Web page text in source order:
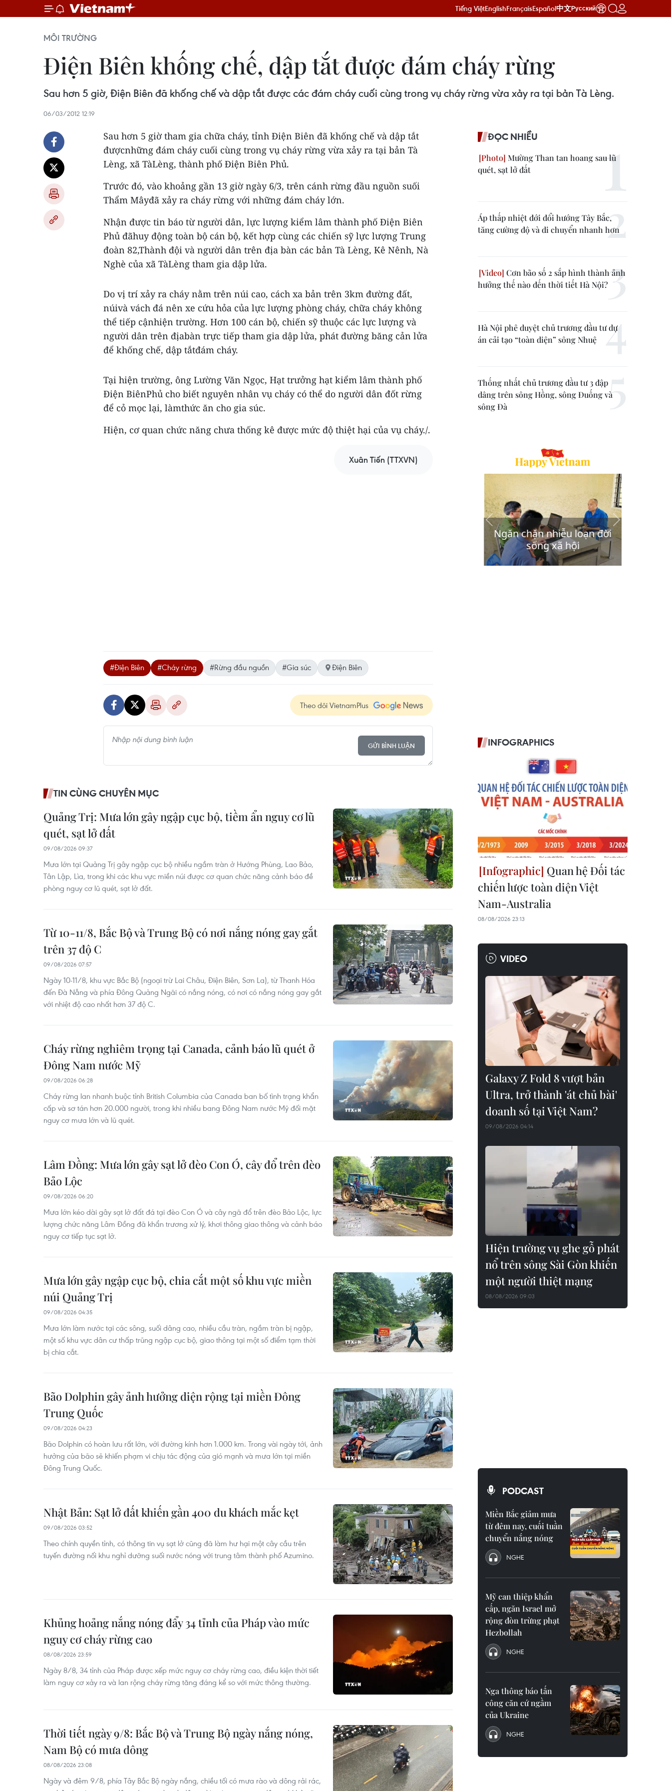
Tiếng ViệtEnglishFrançaisEspañol中文Русский
MÔI TRƯỜNG
Điện Biên khống chế, dập tắt được đám cháy rừng
Sau hơn 5 giờ, Điện Biên đã khống chế và dập tắt được các đám cháy cuối cùng trong vụ cháy rừng vừa xảy ra tại bản Tà Lèng.
06/03/2012 12:19
Sau hơn 5 giờ tham gia chữa cháy, tỉnh Điện Biên đã khống chế và dập tắt
đượcnhững đám cháy cuối cùng trong vụ cháy rừng vừa xảy ra tại bản Tà
Lèng, xã TàLèng, thành phố Điện Biên Phủ.
Trước đó, vào khoảng gần 13 giờ ngày 6/3, trên cánh rừng đầu nguồn suối
Thẩm Mâyđã xảy ra cháy rừng với những đám cháy lớn.
Nhận được tin báo từ người dân, lực lượng kiểm lâm thành phố Điện Biên
Phủ đãhuy động toàn bộ cán bộ, kết hợp cùng các chiến sỹ lực lượng Trung
đoàn 82,Thành đội và người dân trên địa bàn các bản Tà Lèng, Kê Nênh, Nà
Nghè của xã TàLèng tham gia dập lửa.
Do vị trí xảy ra cháy nằm trên núi cao, cách xa bản trên 3km đường đất,
núivà vách đá nên xe cứu hỏa của lực lượng phòng cháy, chữa cháy không
thể tiếp cậnhiện trường. Hơn 100 cán bộ, chiến sỹ thuộc các lực lượng và
người dân trên địabàn trực tiếp tham gia dập lửa, phát đường băng cản lửa
để khống chế, dập tắtđám cháy.
Tại hiện trường, ông Lường Văn Ngọc, Hạt trưởng hạt kiểm lâm thành phố
Điện BiênPhủ cho biết nguyên nhân vụ cháy có thể do người dân đốt rừng
để cỏ mọc lại, làmthức ăn cho gia súc.
Hiện, cơ quan chức năng chưa thống kê được mức độ thiệt hại của vụ cháy./.
Xuân Tiến (TTXVN)
#Điện Biên #Cháy rừng #Rừng đầu nguồn #Gia súc Điện Biên
Theo dõi VietnamPlus
GỬI BÌNH LUẬN
TIN CÙNG CHUYÊN MỤC
Quảng Trị: Mưa lớn gây ngập cục bộ, tiềm ẩn nguy cơ lũ
quét, sạt lở đất
09/08/2026 09:37
Mưa lớn tại Quảng Trị gây ngập cục bộ nhiều ngầm tràn ở Hướng Phùng, Lao Bảo,
Tân Lập, Lìa, trong khi các khu vực miền núi được cơ quan chức năng cảnh báo đề
phòng nguy cơ lũ quét, sạt lở đất.
Từ 10-11/8, Bắc Bộ và Trung Bộ có nơi nắng nóng gay gắt
trên 37 độ C
09/08/2026 07:57
Ngày 10-11/8, khu vực Bắc Bộ (ngoại trừ Lai Châu, Điện Biên, Sơn La), từ Thanh Hóa
đến Đà Nẵng và phía Đông Quảng Ngãi có nắng nóng, có nơi có nắng nóng gay gắt
với nhiệt độ cao nhất hơn 37 độ C.
Cháy rừng nghiêm trọng tại Canada, cảnh báo lũ quét ở
Đông Nam nước Mỹ
09/08/2026 06:28
Cháy rừng lan nhanh buộc tỉnh British Columbia của Canada ban bố tình trạng khẩn
cấp và sơ tán hơn 20.000 người, trong khi nhiều bang Đông Nam nước Mỹ đối mặt
nguy cơ mưa lớn và lũ quét.
Lâm Đồng: Mưa lớn gây sạt lở đèo Con Ó, cây đổ trên đèo
Bảo Lộc
09/08/2026 06:20
Mưa lớn kéo dài gây sạt lở đất đá tại đèo Con Ó và cây ngã đổ trên đèo Bảo Lộc, lực
lượng chức năng Lâm Đồng đã khẩn trương xử lý, khơi thông giao thông và cảnh báo
nguy cơ tiếp tục sạt lở.
Mưa lớn gây ngập cục bộ, chia cắt một số khu vực miền
núi Quảng Trị
09/08/2026 04:35
Mưa lớn làm nước tại các sông, suối dâng cao, nhiều cầu tràn, ngầm tràn bị ngập,
một số khu vực dân cư thấp trũng ngập cục bộ, giao thông tại một số điểm tạm thời
bị chia cắt.
Bão Dolphin gây ảnh hưởng diện rộng tại miền Đông
Trung Quốc
09/08/2026 04:23
Bão Dolphin có hoàn lưu rất lớn, với đường kính hơn 1.000 km. Trong vài ngày tới, ảnh
hưởng của bão sẽ khiến phạm vi chịu tác động của gió mạnh và mưa lớn tại miền
Đông Trung Quốc.
Nhật Bản: Sạt lở đất khiến gần 400 du khách mắc kẹt
09/08/2026 03:52
Theo chính quyền tỉnh, có thông tin vụ sạt lở cũng đã làm hư hại một cây cầu trên
tuyến đường nối khu nghỉ dưỡng suối nước nóng với trung tâm thành phố Azumino.
Khủng hoảng nắng nóng đẩy 34 tỉnh của Pháp vào mức
nguy cơ cháy rừng cao
08/08/2026 23:59
Ngày 8/8, 34 tỉnh của Pháp được xếp mức nguy cơ cháy rừng cao, điều kiện thời tiết
làm nguy cơ xảy ra và lan rộng cháy rừng tăng đáng kể so với mức thông thường.
Thời tiết ngày 9/8: Bắc Bộ và Trung Bộ ngày nắng nóng,
Nam Bộ có mưa dông
08/08/2026 23:08
Ngày và đêm 9/8, phía Tây Bắc Bộ ngày nắng, chiều tối có mưa rào và dông rải rác,
ĐỌC NHIỀU
Mường Than tan hoang sau lũ
quét, sạt lở đất
Áp thấp nhiệt đới đổi hướng Tây Bắc,
tăng cường độ và di chuyển nhanh hơn
Cơn bão số 2 sắp hình thành ảnh
hưởng thế nào đến thời tiết Hà Nội?
Hà Nội phê duyệt chủ trương đầu tư dự
án cải tạo “toàn diện” sông Nhuệ
Thống nhất chủ trương đầu tư 3 đập
dâng trên sông Hồng, sông Đuống và
sông Đà
INFOGRAPHICS
Quan hệ Đối tác
chiến lược toàn diện Việt
Nam-Australia
08/08/2026 23:13
VIDEO
Galaxy Z Fold 8 vượt bản
Ultra, trở thành 'át chủ bài'
doanh số tại Việt Nam?
09/08/2026 04:14
Hiện trường vụ ghe gỗ phát
nổ trên sông Sài Gòn khiến
một người thiệt mạng
08/08/2026 09:03
PODCAST
Miền Bắc giảm mưa
từ đêm nay, cuối tuần
chuyển nắng nóng
NGHE
Mỹ can thiệp khẩn
cấp, ngăn Israel mở
rộng đòn trừng phạt
Hezbollah
NGHE
Nga thông báo tấn
công căn cứ ngầm
của Ukraine
NGHE